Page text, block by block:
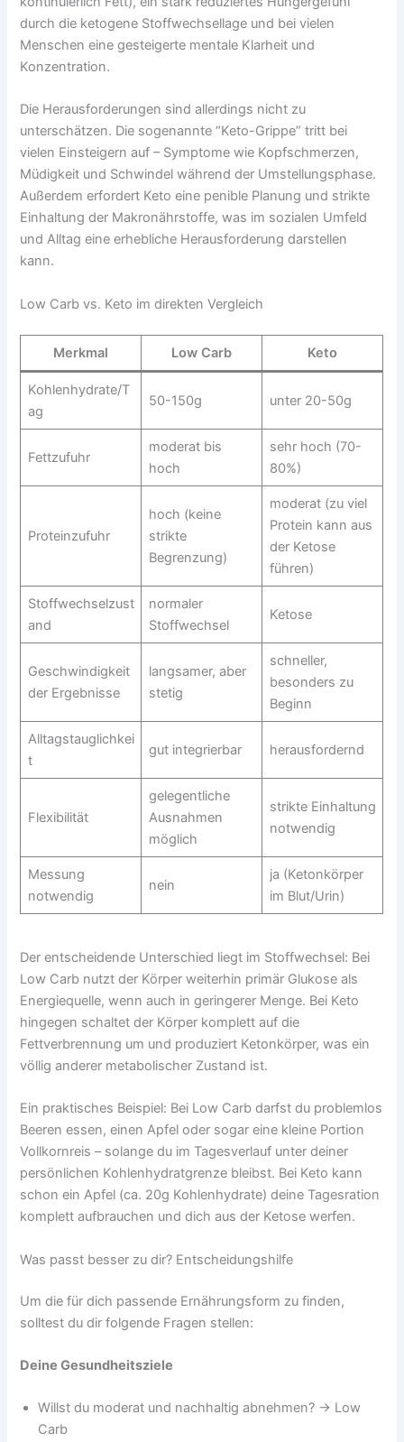
durch die ketogene Stoffwechsellage und bei vielen
Menschen eine gesteigerte mentale Klarheit und
Konzentration.
Die Herausforderungen sind allerdings nicht zu
unterschätzen. Die sogenannte “Keto-Grippe” tritt bei
vielen Einsteigern auf – Symptome wie Kopfschmerzen,
Müdigkeit und Schwindel während der Umstellungsphase.
Außerdem erfordert Keto eine penible Planung und strikte
Einhaltung der Makronährstoffe, was im sozialen Umfeld
und Alltag eine erhebliche Herausforderung darstellen
kann.
Low Carb vs. Keto im direkten Vergleich
Merkmal Low Carb Keto
Kohlenhydrate/T
ag
50-150g unter 20-50g
Fettzufuhr
moderat bis
hoch
sehr hoch (70-
80%)
Proteinzufuhr
hoch (keine
strikte
Begrenzung)
moderat (zu viel
Protein kann aus
der Ketose
führen)
Stoffwechselzust
and
normaler
Stoffwechsel
Ketose
Geschwindigkeit
der Ergebnisse
langsamer, aber
stetig
schneller,
besonders zu
Beginn
Alltagstauglichkei
t
gut integrierbar herausfordernd
Flexibilität
gelegentliche
Ausnahmen
möglich
strikte Einhaltung
notwendig
Messung
notwendig
nein
ja (Ketonkörper
im Blut/Urin)
Der entscheidende Unterschied liegt im Stoffwechsel: Bei
Low Carb nutzt der Körper weiterhin primär Glukose als
Energiequelle, wenn auch in geringerer Menge. Bei Keto
hingegen schaltet der Körper komplett auf die
Fettverbrennung um und produziert Ketonkörper, was ein
völlig anderer metabolischer Zustand ist.
Ein praktisches Beispiel: Bei Low Carb darfst du problemlos
Beeren essen, einen Apfel oder sogar eine kleine Portion
Vollkornreis – solange du im Tagesverlauf unter deiner
persönlichen Kohlenhydratgrenze bleibst. Bei Keto kann
schon ein Apfel (ca. 20g Kohlenhydrate) deine Tagesration
komplett aufbrauchen und dich aus der Ketose werfen.
Was passt besser zu dir? Entscheidungshilfe
Um die für dich passende Ernährungsform zu finden,
solltest du dir folgende Fragen stellen:
Deine Gesundheitsziele
Willst du moderat und nachhaltig abnehmen? → Low
Carb